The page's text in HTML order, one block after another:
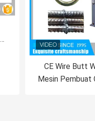
CE Wire Butt
Mesin Pembuat